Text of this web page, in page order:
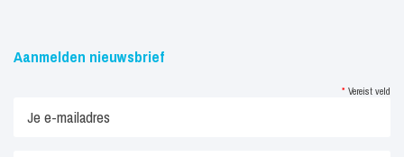
Aanmelden nieuwsbrief
* Vereist veld